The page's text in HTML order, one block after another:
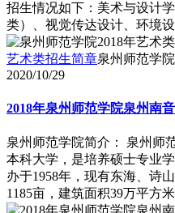
招生情况如下：美术与设计
类）、视觉传达设计、环境
艺术类招生简章泉州师范学
2020/10/29
2018年泉州师范学院泉州南
泉州师范学院简介： 泉州师
本科大学，是培养硕士专业
办于1958年，现有东海、诗
1185亩，建筑面积39万平方